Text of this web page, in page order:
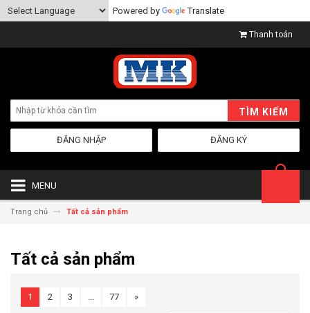
Powered by Translate
Thanh toán
TÌM KIẾM
ĐĂNG KÝ
ĐĂNG NHẬP
MENU
Trang chủ Tất cả sản phẩm
Tất cả sản phẩm
1 2 3 ... 77 »